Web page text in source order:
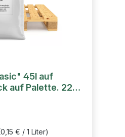
45l auf
auf Palette. 2295
€ / 1 Liter)